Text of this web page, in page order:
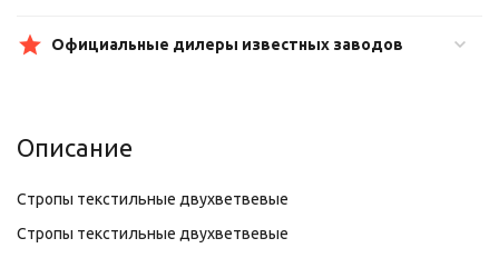
Официальные дилеры известных заводов
Описание
Стропы текстильные двухветвевые
Стропы текстильные двухветвевые